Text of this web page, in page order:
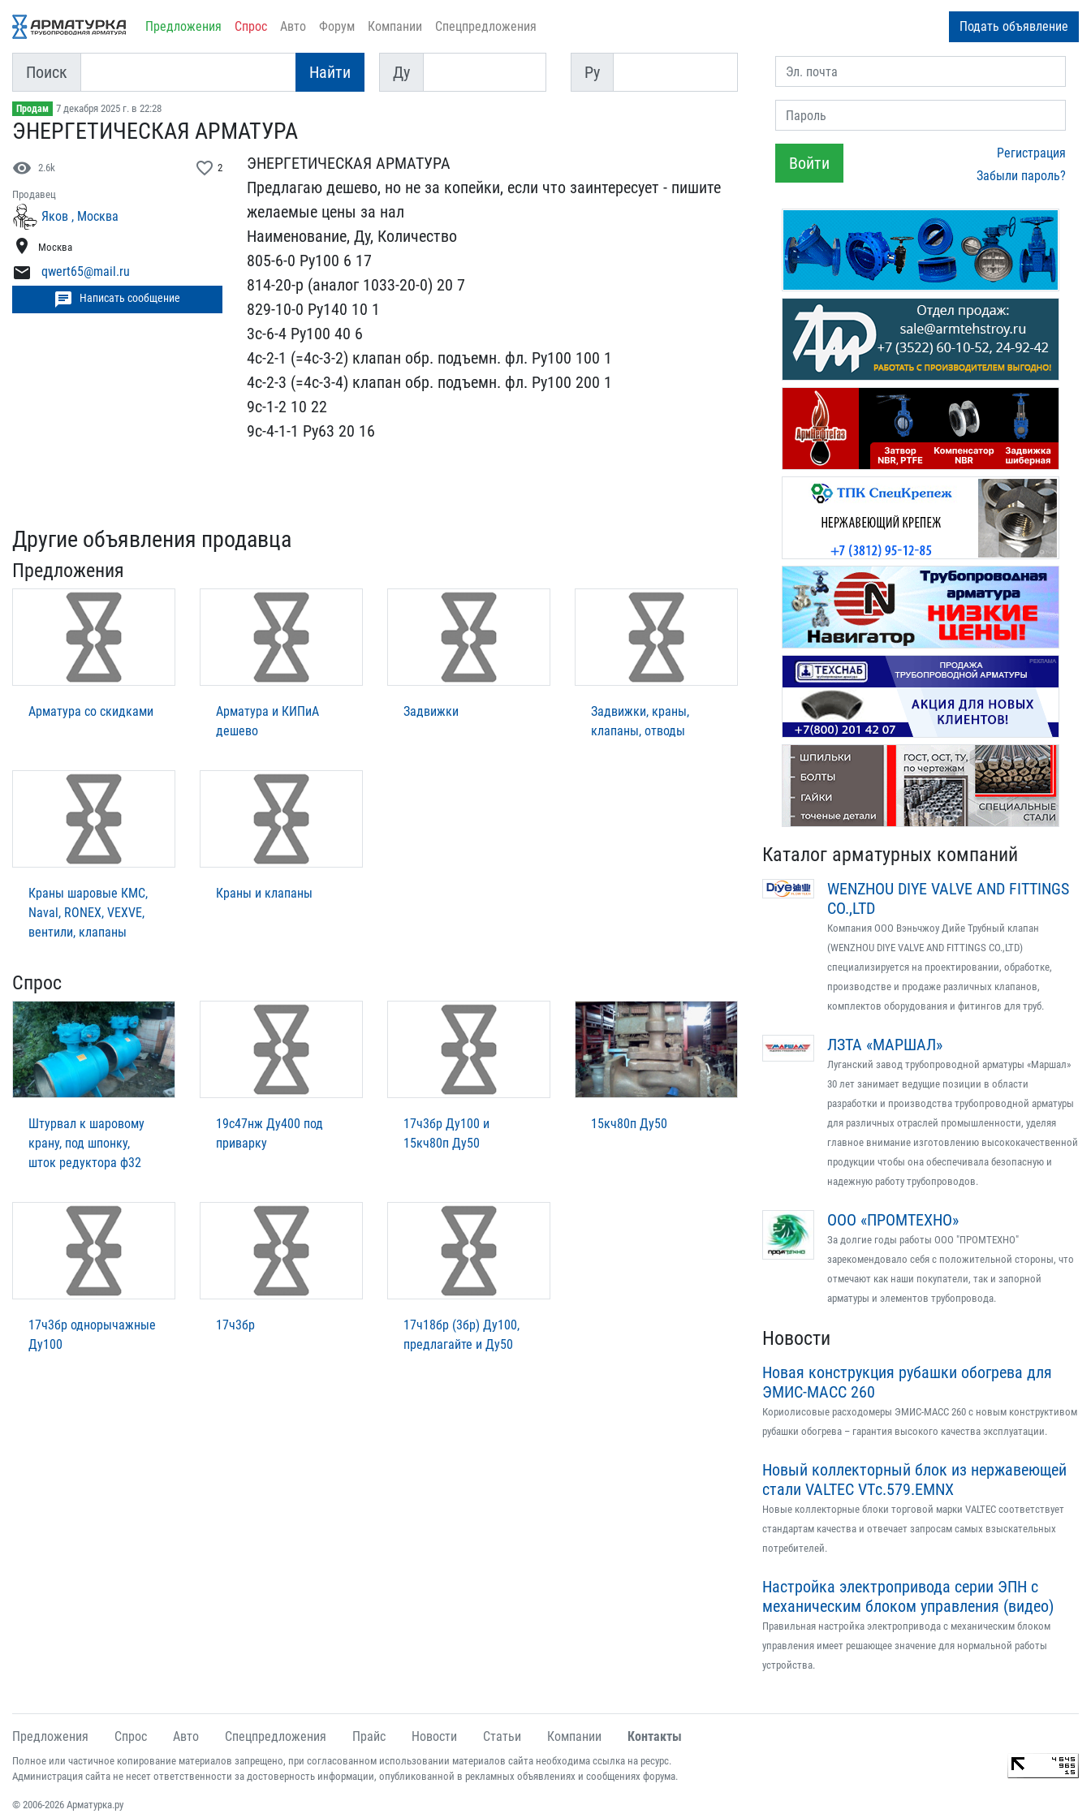
Предложения Спрос Авто Форум Компании Спецпредложения Подать объявление
Поиск Найти
Ду
Ду
Py
Py
Продам 7 декабря 2025 г. в 22:28
ЭНЕРГЕТИЧЕСКАЯ АРМАТУРА
visibility 2.6k favorite_border 2
Продавец
Яков , Москва
location_on Москва
mail qwert65@mail.ru
chat Написать сообщение
ЭНЕРГЕТИЧЕСКАЯ АРМАТУРА ​
Предлагаю дешево, но не​ за копейки, если что за​интересует - пишите
жела​емые цены за нал
Наимено​вание, Ду, Количество
8​05-6-0 Ру100 6 17
814-2​0-р (аналог 1033-20-0) 2​0 7
829-10-0 Ру140 10 1
​3с-6-4 Ру100 40 6
4с-2-1​ (=4с-3-2) клапан обр. п​одъемн. фл. Ру100 100 1
​4с-2-3 (=4с-3-4) клапан ​обр. подъемн. фл. Ру100 ​200 1
9с-1-2 10 22
9с-4-​1-1 Ру63 20 16
Другие объявления продавца
Предложения
Арматура со скидками
Арматура и КИПиА
дешево
Задвижки
Задвижки, краны,
клапаны, отводы
Краны шаровые КМС,
Naval, RONEX, VEXVE,
вентили, клапаны
Краны и клапаны
Спрос
Штурвал к шаровому
крану, под шпонку,
шток редуктора ф32
19с47нж Ду400 под
приварку
17ч3бр Ду100 и
15кч80п Ду50
15кч80п Ду50
17ч3бр однорычажные
Ду100
17ч3бр
17ч18бр (3бр) Ду100,
предлагайте и Ду50
Эл. почта
Пароль
Войти
Регистрация
Забыли пароль?
Каталог арматурных компаний
WENZHOU DIYE VALVE AND FITTINGS
CO.,LTD
Компания ООО Вэньчжоу Дийе Трубный клапан
(WENZHOU DIYE VALVE AND FITTINGS CO.,LTD)
специализируется на проектировании, обработке,
производстве и продаже различных клапанов,
комплектов оборудования и фитингов для труб.
ЛЗТА «МАРШАЛ»
Луганский завод трубопроводной арматуры «Маршал»
30 лет занимает ведущие позиции в области
разработки и производства трубопроводной арматуры
для различных отраслей промышленности, уделяя
главное внимание изготовлению высококачественной
продукции чтобы она обеспечивала безопасную и
надежную работу трубопроводов.
ООО «ПРОМТЕХНО»
За долгие годы работы ООО "ПРОМТЕХНО"
зарекомендовало себя с положительной стороны, что
отмечают как наши покупатели, так и запорной
арматуры и элементов трубопровода.
Новости
Новая конструкция рубашки обогрева для
ЭМИС-МАСС 260
Кориолисовые расходомеры ЭМИС-МАСС 260 с новым конструктивом
рубашки обогрева – гарантия высокого качества эксплуатации.
Новый коллекторный блок из нержавеющей
стали VALTEC VTс.579.EMNX
Новые коллекторные блоки торговой марки VALTEC соответствует
стандартам качества и отвечает запросам самых взыскательных
потребителей.
Настройка электропривода серии ЭПН с
механическим блоком управления (видео)
Правильная настройка электропривода с механическим блоком
управления имеет решающее значение для нормальной работы
устройства.
Предложения Спрос Авто Спецпредложения Прайс Новости Статьи Компании Контакты
Полное или частичное копирование материалов запрещено, при согласованном использовании материалов сайта необходима ссылка на ресурс.
Администрация сайта не несет ответственности за достоверность информации, опубликованной в рекламных объявлениях и сообщениях форума.
© 2006-2026 Арматурка.ру